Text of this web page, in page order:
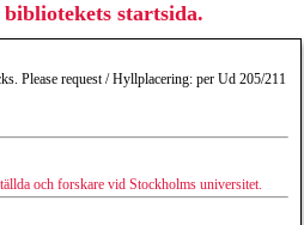
startsida.
Please request / Hyllplacering: per Ud 205/211
och forskare vid Stockholms universitet.